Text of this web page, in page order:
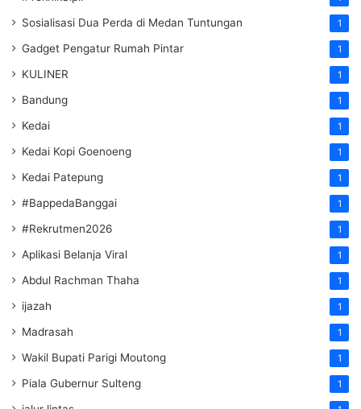
Sosialisasi Dua Perda di Medan Tuntungan 1
Gadget Pengatur Rumah Pintar 1
KULINER 1
Bandung 1
Kedai 1
Kedai Kopi Goenoeng 1
Kedai Patepung 1
#BappedaBanggai 1
#Rekrutmen2026 1
Aplikasi Belanja Viral 1
Abdul Rachman Thaha 1
ijazah 1
Madrasah 1
Wakil Bupati Parigi Moutong 1
Piala Gubernur Sulteng 1